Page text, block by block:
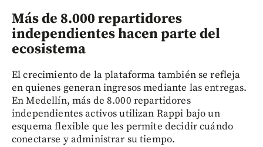
Más de 8.000 repartidores
independientes hacen parte del
ecosistema
El crecimiento de la plataforma también se refleja
en quienes generan ingresos mediante las entregas.
En Medellín, más de 8.000 repartidores
independientes activos utilizan Rappi bajo un
esquema flexible que les permite decidir cuándo
conectarse y administrar su tiempo.